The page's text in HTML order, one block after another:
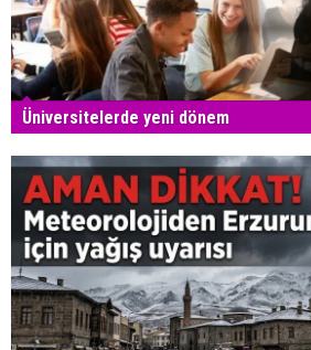
Üniversitelerde yeni dönem